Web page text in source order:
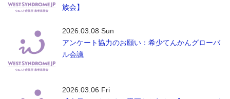
族会】
2026.03.08 Sun
アンケート協力のお願い：希少てんかんグローバ
ル会議
2026.03.06 Fri